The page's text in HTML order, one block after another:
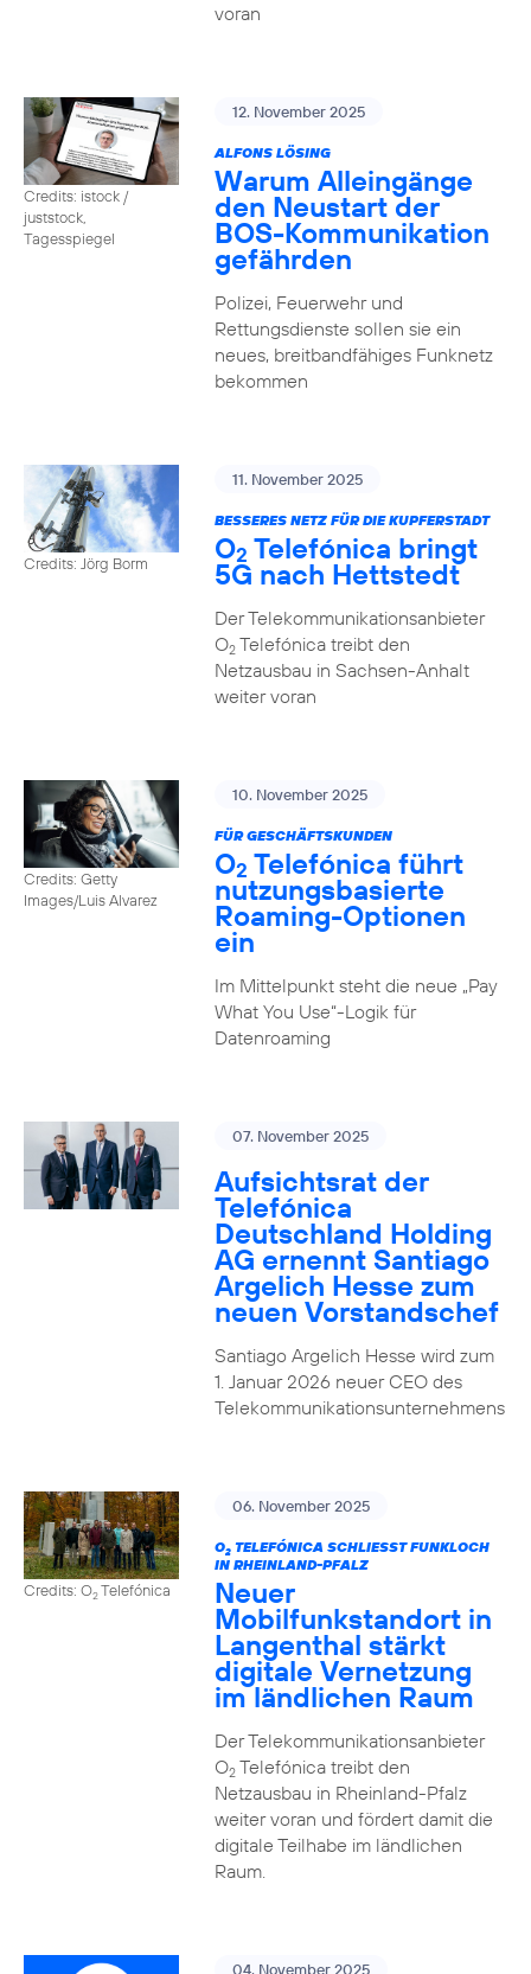
voran
Credits: istock /
juststock,
Tagesspiegel
12. November 2025
ALFONS LÖSING
Warum Alleingänge
den Neustart der
BOS-Kommunikation
gefährden
Polizei, Feuerwehr und
Rettungsdienste sollen sie ein
neues, breitbandfähiges Funknetz
bekommen
Credits: Jörg Borm
11. November 2025
BESSERES NETZ FÜR DIE KUPFERSTADT
O2 Telefónica bringt
5G nach Hettstedt
Der Telekommunikationsanbieter
O2Telefónica treibt den
Netzausbau in Sachsen-Anhalt
weiter voran
Credits: Getty
Images/Luis Alvarez
10. November 2025
FÜR GESCHÄFTSKUNDEN
O2 Telefónica führt
nutzungs­basierte
Roaming-Optionen
ein
Im Mittelpunkt steht die neue „Pay
What You Use“-Logik für
Datenroaming
07. November 2025
Aufsichtsrat der
Telefónica
Deutschland Holding
AG ernennt Santiago
Argelich Hesse zum
neuen Vorstandschef
Santiago Argelich Hesse wird zum
1. Januar 2026 neuer CEO des
Telekommunikationsunternehmens
Credits: O2Telefónica
06. November 2025
O2TELEFÓNICA SCHLIESST FUNKLOCH I
N RHEINLAND-PFALZ
Neuer
Mobilfunkstandort in
Langenthal stärkt
digitale Vernetzung
im ländlichen Raum
Der Telekommunikationsanbieter
O2Telefónica treibt den
Netzausbau in Rheinland-Pfalz
weiter voran und fördert damit die
digitale Teilhabe im ländlichen
Raum.
04. November 2025